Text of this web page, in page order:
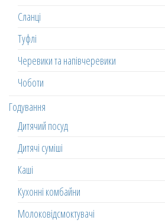
Сланці
Туфлі
Черевики та напівчеревики
Чоботи
Годування
Дитячий посуд
Дитячі суміші
Каші
Кухонні комбайни
Молоковідсмоктувачі